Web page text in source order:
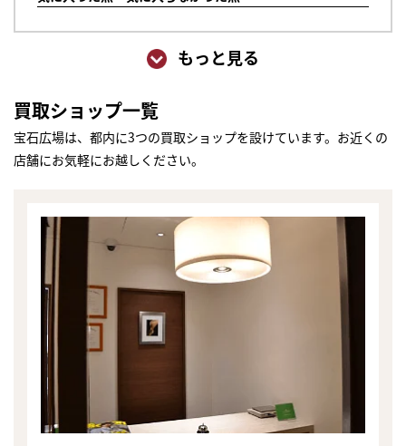
もっと見る
買取ショップ一覧
宝石広場は、都内に3つの買取ショップを設けています。お近くの
店舗にお気軽にお越しください。
かんたん30秒でお試し査定